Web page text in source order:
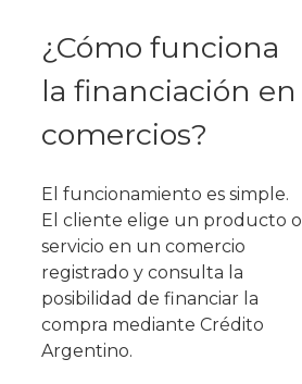
¿Cómo funciona
la financiación en
comercios?
El funcionamiento es simple.
El cliente elige un producto o
servicio en un comercio
registrado y consulta la
posibilidad de financiar la
compra mediante Crédito
Argentino.